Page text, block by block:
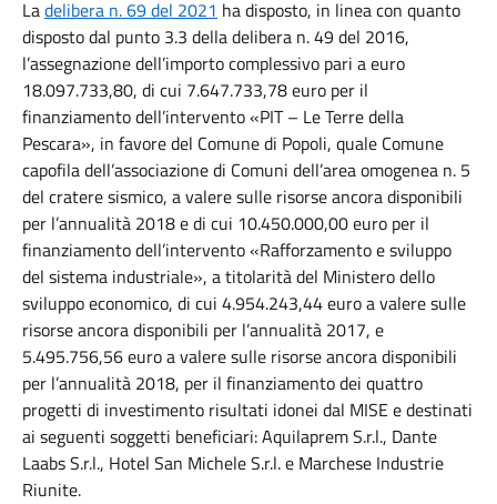
Ladelibera n. 69 del 2021 ha disposto, in linea con quanto
disposto dal punto 3.3 della delibera n. 49 del 2016,
l’assegnazione dell’importo complessivo pari a euro
18.097.733,80, di cui 7.647.733,78 euro per il
finanziamento dell’intervento «PIT – Le Terre della
Pescara», in favore del Comune di Popoli, quale Comune
capofila dell’associazione di Comuni dell’area omogenea n. 5
del cratere sismico, a valere sulle risorse ancora disponibili
per l’annualità 2018 e di cui 10.450.000,00 euro per il
finanziamento dell’intervento «Rafforzamento e sviluppo
del sistema industriale», a titolarità del Ministero dello
sviluppo economico, di cui 4.954.243,44 euro a valere sulle
risorse ancora disponibili per l’annualità 2017, e
5.495.756,56 euro a valere sulle risorse ancora disponibili
per l’annualità 2018, per il finanziamento dei quattro
progetti di investimento risultati idonei dal MISE e destinati
ai seguenti soggetti beneficiari: Aquilaprem S.r.l., Dante
Laabs S.r.l., Hotel San Michele S.r.l. e Marchese Industrie
Riunite.